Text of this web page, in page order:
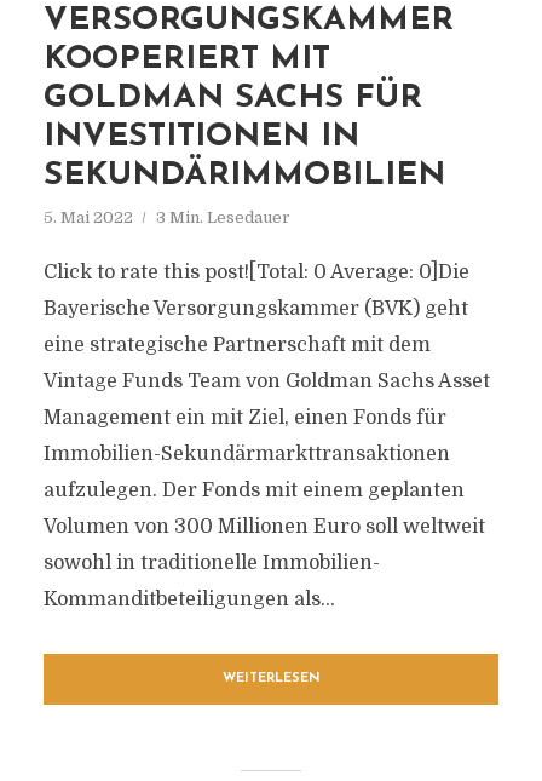
VERSORGUNGSKAMMER
KOOPERIERT MIT
GOLDMAN SACHS FÜR
INVESTITIONEN IN
SEKUNDÄRIMMOBILIEN
5. Mai 2022 3 Min. Lesedauer
Click to rate this post![Total: 0 Average: 0]Die
Bayerische Versorgungskammer (BVK) geht
eine strategische Partnerschaft mit dem
Vintage Funds Team von Goldman Sachs Asset
Management ein mit Ziel, einen Fonds für
Immobilien-Sekundärmarkttransaktionen
aufzulegen. Der Fonds mit einem geplanten
Volumen von 300 Millionen Euro soll weltweit
sowohl in traditionelle Immobilien-
Kommanditbeteiligungen als...
WEITERLESEN